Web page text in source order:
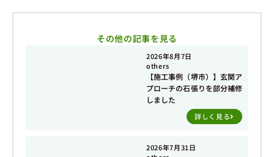
その他の記事を見る
2026年8月7日
others
【施工事例（堺市）】玄関ア
プローチの石張りを部分補修
しました
詳しく見る
2026年7月31日